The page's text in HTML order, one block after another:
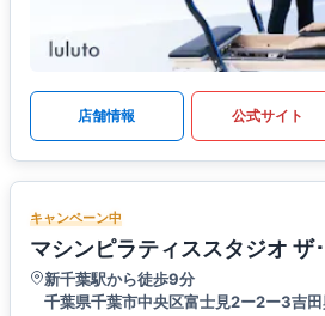
店舗情報 公式サイト
キャンペーン中
マシンピラティススタジオ ザ
新千葉駅から徒歩9分
千葉県千葉市中央区富士見2ー2ー3吉